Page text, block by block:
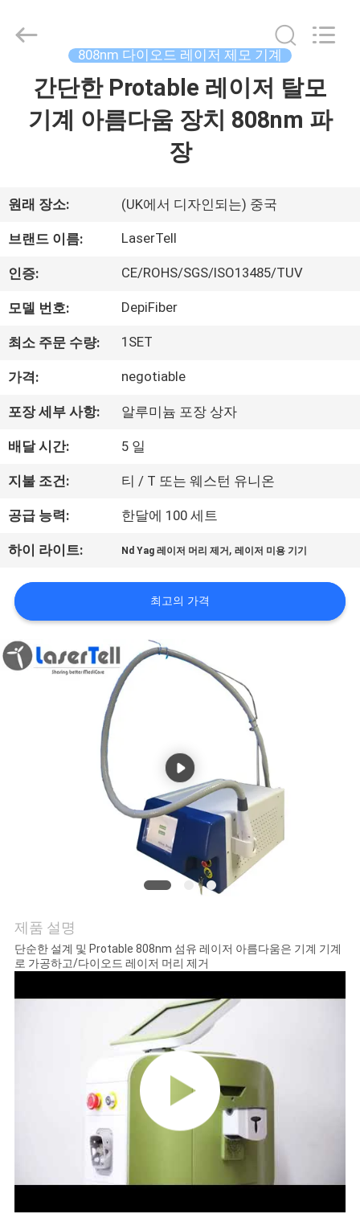
우
리
에
여
공
장
여
행
품
질
관
POLICY
Beijing
Reserved.
Developed
808nm 다이오드 레이저 제모 기계
간단한 Protable 레이저 탈모
기계 아름다움 장치 808nm 파
장
원래 장소: (UK에서 디자인되는) 중국
브랜드 이름: LaserTell
인증: CE/ROHS/SGS/ISO13485/TUV
모델 번호: DepiFiber
최소 주문 수량: 1SET
가격: negotiable
포장 세부 사항: 알루미늄 포장 상자
배달 시간: 5 일
지불 조건: 티 / T 또는 웨스턴 유니온
공급 능력: 한달에 100 세트
하이 라이트: Nd Yag 레이저 머리 제거 ,레이저 미용 기기
최고의 가격
제품 설명
단순한 설계 및 Protable 808nm 섬유 레이저 아름다움은 기계 기계
로 가공하고/다이오드 레이저 머리 제거